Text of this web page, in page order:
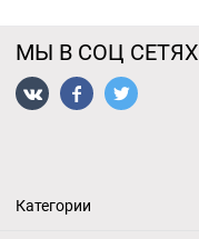
МЫ В СОЦ СЕТЯХ
Категории